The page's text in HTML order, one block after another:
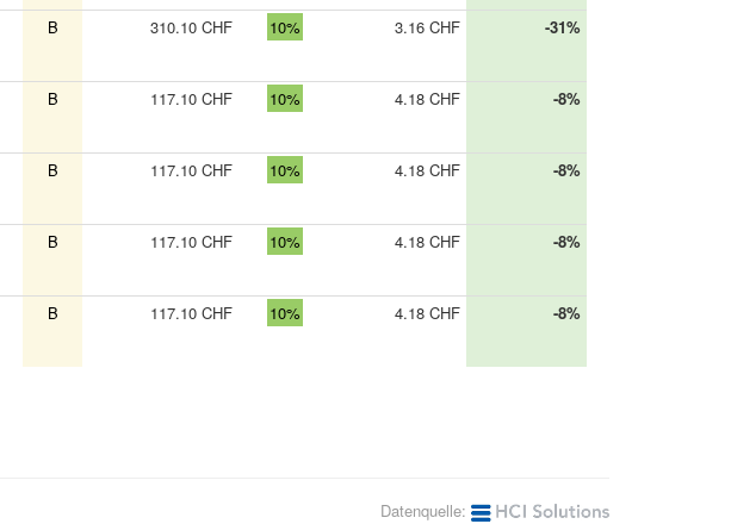
B 310.10 CHF 10% 3.16 CHF -31%
B 117.10 CHF 10% 4.18 CHF -8%
B 117.10 CHF 10% 4.18 CHF -8%
B 117.10 CHF 10% 4.18 CHF -8%
B 117.10 CHF 10% 4.18 CHF -8%
Datenquelle: